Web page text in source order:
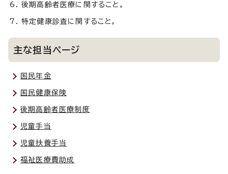
後期高齢者医療に関すること。
特定健康診査に関すること。
主な担当ページ
国民年金
国民健康保険
後期高齢者医療制度
児童手当
児童扶養手当
福祉医療費助成